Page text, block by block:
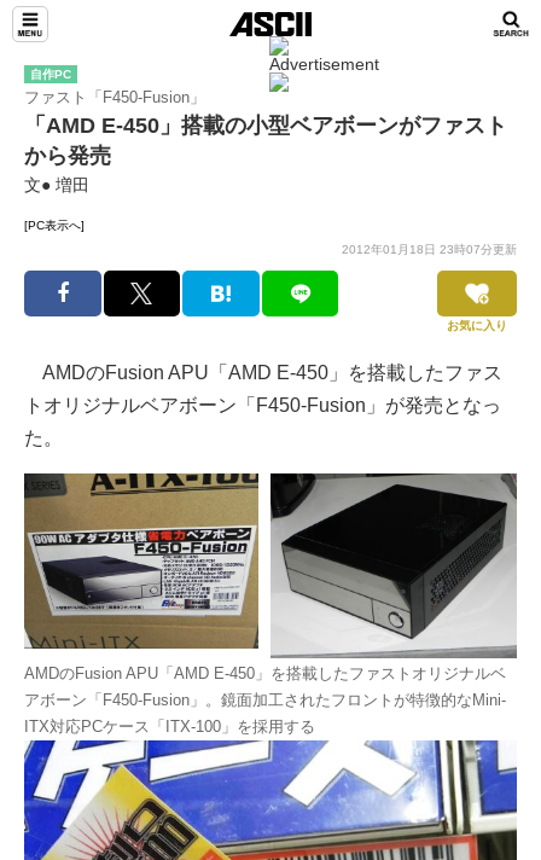
自作PC
ファスト「F450-Fusion」
「AMD E-450」搭載の小型ベアボーンがファスト
から発売
文● 増田
[PC表示へ]
2012年01月18日 23時07分更新
お気に入り
AMDのFusion APU「AMD E-450」を搭載したファス
トオリジナルベアボーン「F450-Fusion」が発売となっ
た。
AMDのFusion APU「AMD E-450」を搭載したファストオリジナルベ
アボーン「F450-Fusion」。鏡面加工されたフロントが特徴的なMini-
ITX対応PCケース「ITX-100」を採用する